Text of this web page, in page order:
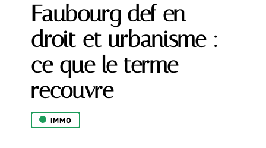
Faubourg def en
droit et urbanisme :
ce que le terme
recouvre
IMMO